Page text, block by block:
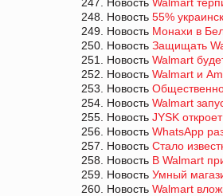
248. Новость 55%
249. Новость Монахи в
250. Новость Защищать
251. Новость Walmart
252. Новость Walmart и
253. Новость
254. Новость Walmart
255. Новость JYSK
256. Новость WhatsApp
257. Новость Стало
258. Новость В Walmart
259. Новость Умный
260. Новость Walmart